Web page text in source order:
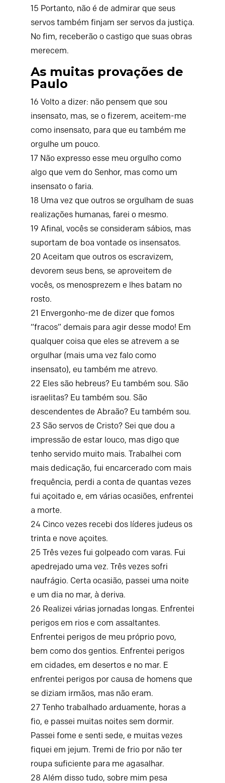
15 Portanto, não é de admirar que seus
servos também finjam ser servos da justiça.
No fim, receberão o castigo que suas obras
merecem.
As muitas provações de
Paulo
16 Volto a dizer: não pensem que sou
insensato, mas, se o fizerem, aceitem-me
como insensato, para que eu também me
orgulhe um pouco.
17 Não expresso esse meu orgulho como
algo que vem do Senhor, mas como um
insensato o faria.
18 Uma vez que outros se orgulham de suas
realizações humanas, farei o mesmo.
19 Afinal, vocês se consideram sábios, mas
suportam de boa vontade os insensatos.
20 Aceitam que outros os escravizem,
devorem seus bens, se aproveitem de
vocês, os menosprezem e lhes batam no
rosto.
21 Envergonho-me de dizer que fomos
“fracos” demais para agir desse modo! Em
qualquer coisa que eles se atrevem a se
orgulhar (mais uma vez falo como
insensato), eu também me atrevo.
22 Eles são hebreus? Eu também sou. São
israelitas? Eu também sou. São
descendentes de Abraão? Eu também sou.
23 São servos de Cristo? Sei que dou a
impressão de estar louco, mas digo que
tenho servido muito mais. Trabalhei com
mais dedicação, fui encarcerado com mais
frequência, perdi a conta de quantas vezes
fui açoitado e, em várias ocasiões, enfrentei
a morte.
24 Cinco vezes recebi dos líderes judeus os
trinta e nove açoites.
25 Três vezes fui golpeado com varas. Fui
apedrejado uma vez. Três vezes sofri
naufrágio. Certa ocasião, passei uma noite
e um dia no mar, à deriva.
26 Realizei várias jornadas longas. Enfrentei
perigos em rios e com assaltantes.
Enfrentei perigos de meu próprio povo,
bem como dos gentios. Enfrentei perigos
em cidades, em desertos e no mar. E
enfrentei perigos por causa de homens que
se diziam irmãos, mas não eram.
27 Tenho trabalhado arduamente, horas a
fio, e passei muitas noites sem dormir.
Passei fome e senti sede, e muitas vezes
fiquei em jejum. Tremi de frio por não ter
roupa suficiente para me agasalhar.
28 Além disso tudo, sobre mim pesa